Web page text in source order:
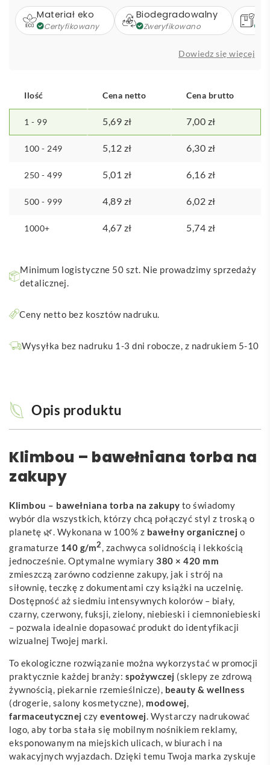
zakupyMateriał eko
Certyfikowany
Biodegradowalny
Zweryfikowano
Dowiedz się więcej
Ilość Cena netto Cena brutto
1 - 99 5,69 zł 7,00 zł
100 - 249 5,12 zł 6,30 zł
250 - 499 5,01 zł 6,16 zł
500 - 999 4,89 zł 6,02 zł
1000+ 4,67 zł 5,74 zł
Minimum logistyczne 50 szt. Nie prowadzimy sprzedaży
detalicznej.
Ceny netto bez kosztów nadruku.
Wysyłka bez nadruku 1-3 dni robocze, z nadrukiem 5-10
Opis produktu
Klimbou – bawełniana torba na
zakupy
Klimbou – bawełniana torba na zakupy to świadomy
wybór dla wszystkich, którzy chcą połączyć styl z troską o
planetę 🌿. Wykonana w 100% z bawełny organicznej o
gramaturze 140 g/m2, zachwyca solidnością i lekkością
jednocześnie. Optymalne wymiary 380 × 420 mm
zmieszczą zarówno codzienne zakupy, jak i strój na
siłownię, teczkę z dokumentami czy książki na uczelnię.
Dostępność aż siedmiu intensywnych kolorów – biały,
czarny, czerwony, fuksji, zielony, niebieski i ciemnoniebieski
– pozwala idealnie dopasować produkt do identyfikacji
wizualnej Twojej marki.
To ekologiczne rozwiązanie można wykorzystać w promocji
praktycznie każdej branży: spożywczej (sklepy ze zdrową
żywnością, piekarnie rzemieślnicze), beauty & wellness
(drogerie, salony kosmetyczne), modowej,
farmaceutycznej czy eventowej. Wystarczy nadrukować
logo, aby torba stała się mobilnym nośnikiem reklamy,
eksponowanym na miejskich ulicach, w biurach i na
wakacyjnych wyjazdach. Dzięki temu Twoja marka zyskuje